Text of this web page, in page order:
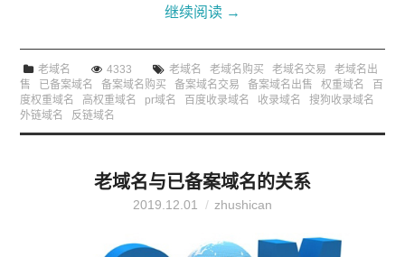
继续阅读 →
老域名 4333 老域名 老域名购买 老域名交易
老域名出
售
已备案域名 备案域名购买 备案域名交易 备案域名出售 权重域名
百
度权重域名
高权重域名 pr域名 百度收录域名 收录域名
搜狗收录域名
外链域名
反链域名
老域名与已备案域名的关系
2019.12.01 zhushican